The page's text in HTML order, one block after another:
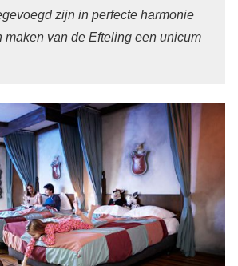
zijn in perfecte harmonie
maken van de Efteling een unicum